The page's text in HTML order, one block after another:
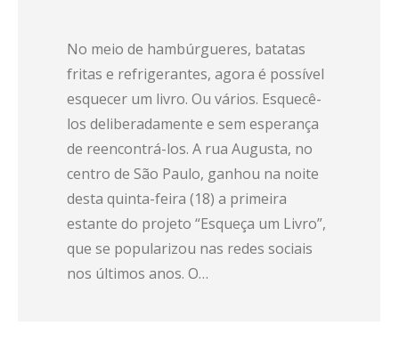
No meio de hambúrgueres, batatas
fritas e refrigerantes, agora é possível
esquecer um livro. Ou vários. Esquecê-
los deliberadamente e sem esperança
de reencontrá-los. A rua Augusta, no
centro de São Paulo, ganhou na noite
desta quinta-feira (18) a primeira
estante do projeto “Esqueça um Livro”,
que se popularizou nas redes sociais
nos últimos anos. O…